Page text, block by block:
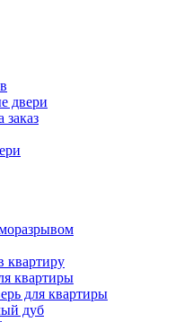
двери
заказ
квартиру
квартиры
для квартиры
дуб